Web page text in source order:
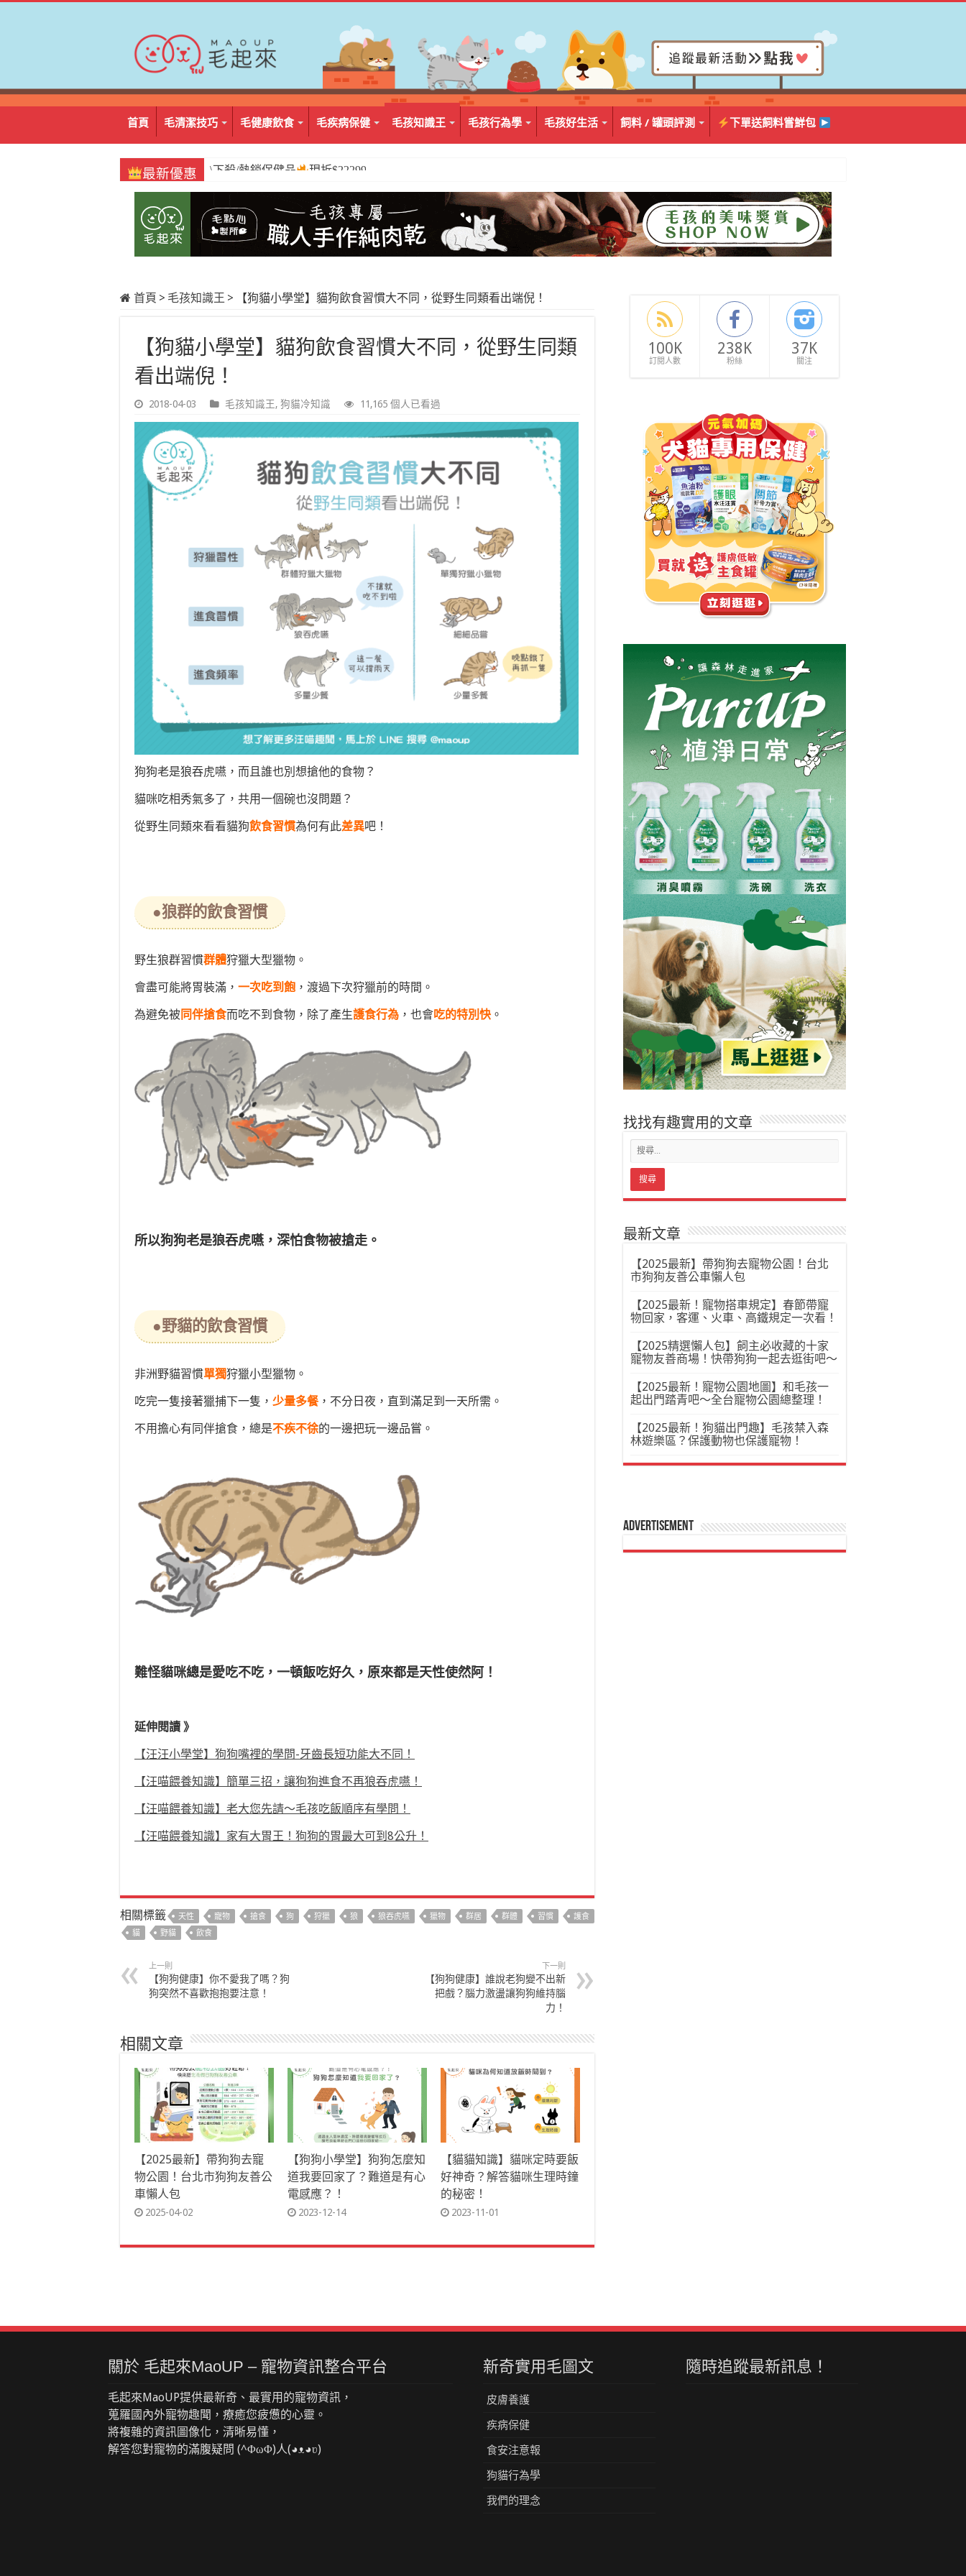
首頁 毛清潔技巧 毛健康飲食 毛疾病保健 毛孩知識王 毛孩行為學 毛孩好生活 飼料 / 罐頭評測 下單送飼料嘗鮮包
最新優惠 \必囤/阿姆好棒棒 12入組$399
首頁 > 毛孩知識王 > 【狗貓小學堂】貓狗飲食習慣大不同，從野生同類看出端倪！
【狗貓小學堂】貓狗飲食習慣大不同，從野生同類
看出端倪！
2018-04-03 毛孩知識王, 狗貓冷知識 11,165 個人已看過
狗狗老是狼吞虎嚥，而且誰也別想搶他的食物？
貓咪吃相秀氣多了，共用一個碗也沒問題？
從野生同類來看看貓狗飲食習慣為何有此差異吧！
●狼群的飲食習慣
野生狼群習慣群體狩獵大型獵物。
會盡可能將胃裝滿， 一次吃到飽 ，渡過下次狩獵前的時間。
為避免被同伴搶食而吃不到食物，除了產生護食行為 ，也會吃的特別快 。
所以狗狗老是狼吞虎嚥，深怕食物被搶走。
●野貓的飲食習慣
非洲野貓習慣單獨狩獵小型獵物。
吃完一隻接著獵捕下一隻， 少量多餐，不分日夜，直到滿足到一天所需。
不用擔心有同伴搶食，總是不疾不徐的一邊把玩一邊品嘗。
難怪貓咪總是愛吃不吃，一頓飯吃好久，原來都是天性使然阿！
延伸閱讀 》
【汪汪小學堂】狗狗嘴裡的學問-牙齒長短功能大不同！
【汪喵餵養知識】簡單三招，讓狗狗進食不再狼吞虎嚥！
【汪喵餵養知識】老大您先請～毛孩吃飯順序有學問！
【汪喵餵養知識】家有大胃王！狗狗的胃最大可到8公升！
相關標籤 天性 寵物 搶食 狗 狩獵 狼 狼吞虎嚥 獵物 群居 群體 習慣
護食
貓
野貓 飲食
上一則
【狗狗健康】你不愛我了嗎？狗
狗突然不喜歡抱抱要注意！
下一則
【狗狗健康】誰說老狗變不出新
把戲？腦力激盪讓狗狗維持腦
力！
相關文章
【2025最新】帶狗狗去寵
物公園！台北市狗狗友善公
車懶人包
2025-04-02
【狗狗小學堂】狗狗怎麼知
道我要回家了？難道是有心
電感應？！
2023-12-14
【貓貓知識】貓咪定時要飯
好神奇？解答貓咪生理時鐘
的秘密！
2023-11-01
100K
訂閱人數
238K
粉絲
37K
關注
找找有趣實用的文章
最新文章
【2025最新】帶狗狗去寵物公園！台北
市狗狗友善公車懶人包
【2025最新！寵物搭車規定】春節帶寵
物回家，客運、火車、高鐵規定一次看！
【2025精選懶人包】飼主必收藏的十家
寵物友善商場！快帶狗狗一起去逛街吧～
【2025最新！寵物公園地圖】和毛孩一
起出門踏青吧～全台寵物公園總整理！
【2025最新！狗貓出門趣】毛孩禁入森
林遊樂區？保護動物也保護寵物！
Advertisement
關於 毛起來MaoUP – 寵物資訊整合平台
毛起來MaoUP提供最新奇、最實用的寵物資訊，
蒐羅國內外寵物趣聞，療癒您疲憊的心靈。
將複雜的資訊圖像化，清晰易懂，
解答您對寵物的滿腹疑問 (^ΦωΦ)人(◕ᴥ◕ʋ)
新奇實用毛圖文
皮膚養護
疾病保健
食安注意報
狗貓行為學
我們的理念
隨時追蹤最新訊息！